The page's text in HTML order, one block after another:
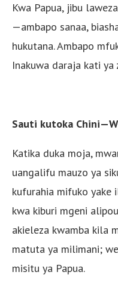
Kwa Papua, jibu
—ambapo sanaa,
hukutana. Ambapo
Inakuwa daraja kati ya
Sauti kutoka
Katika duka moja,
uangalifu mauzo ya
kufurahia mifuko yake
kwa kiburi mgeni
akieleza kwamba kila
matuta ya milimani;
misitu ya Papua.